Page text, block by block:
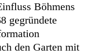
Böhmens
gegründete
den Garten mit